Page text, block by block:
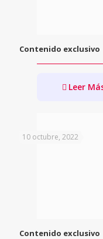
Contenido exclusivo
Leer
10 octubre, 2022
Contenido exclusivo